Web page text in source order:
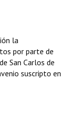
la
por parte de
San Carlos de
suscripto en